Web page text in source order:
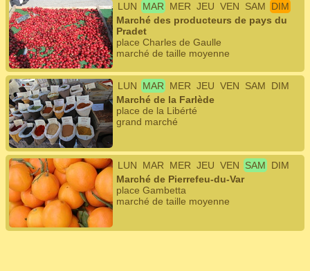
LUN MAR MER JEU VEN SAM
DIM
Marché des producteurs de pays du
Pradet
place Charles de Gaulle
marché de taille moyenne
LUN MAR MER JEU VEN SAM
DIM
Marché de la Farlède
place de la Libérté
grand marché
LUN MAR MER JEU VEN SAM
DIM
Marché de Pierrefeu-du-Var
place Gambetta
marché de taille moyenne